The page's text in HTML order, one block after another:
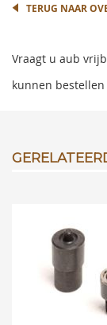
TERUG NAAR
Vraagt u aub
kunnen